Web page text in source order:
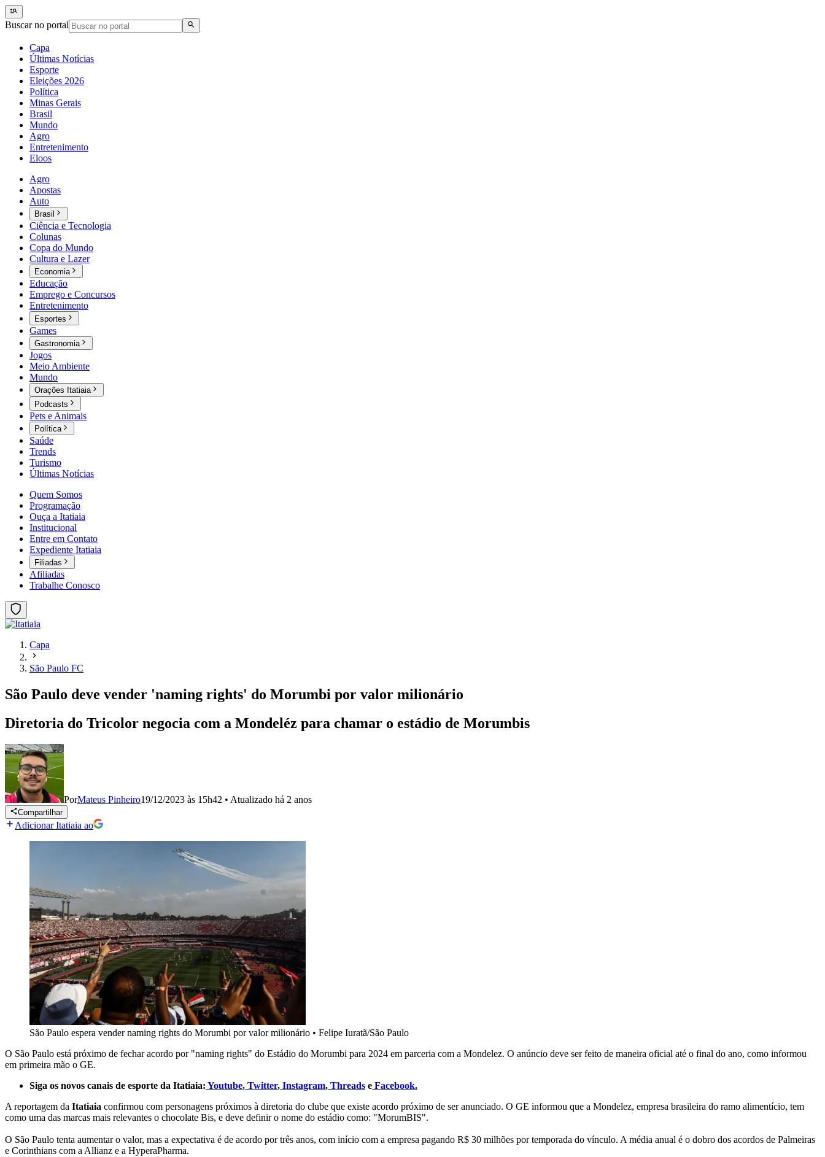
Buscar no portal
Capa
Últimas Notícias
Esporte
Eleições 2026
Política
Minas Gerais
Brasil
Mundo
Agro
Entretenimento
Eloos
Agro
Apostas
Auto
Brasil
Ciência e Tecnologia
Colunas
Copa do Mundo
Cultura e Lazer
Economia
Educação
Emprego e Concursos
Entretenimento
Esportes
Games
Gastronomia
Jogos
Meio Ambiente
Mundo
Orações Itatiaia
Podcasts
Pets e Animais
Política
Saúde
Trends
Turismo
Últimas Notícias
Quem Somos
Programação
Ouça a Itatiaia
Institucional
Entre em Contato
Expediente Itatiaia
Filiadas
Afiliadas
Trabalhe Conosco
Capa
São Paulo FC
São Paulo deve vender 'naming rights' do Morumbi por valor milionário
Diretoria do Tricolor negocia com a Mondeléz para chamar o estádio de Morumbis
PorMateus Pinheiro19/12/2023 às 15h42 • Atualizado há 2 anos
Compartilhar
Adicionar Itatiaia ao
São Paulo espera vender naming rights do Morumbi por valor milionário • Felipe Iuratã/São Paulo
O São Paulo está próximo de fechar acordo por "naming rights" do Estádio do Morumbi para 2024 em parceria com a Mondelez. O anúncio deve ser feito de maneira oficial até o final do ano, como informou
em primeira mão o GE.
Siga os novos canais de esporte da Itatiaia: Youtube, Twitter, Instagram, Threads e Facebook.
A reportagem da Itatiaia confirmou com personagens próximos à diretoria do clube que existe acordo próximo de ser anunciado. O GE informou que a Mondelez, empresa brasileira do ramo alimentício, tem
como uma das marcas mais relevantes o chocolate Bis, e deve definir o nome do estádio como: "MorumBIS".
O São Paulo tenta aumentar o valor, mas a expectativa é de acordo por três anos, com início com a empresa pagando R$ 30 milhões por temporada do vínculo. A média anual é o dobro dos acordos de Palmeiras
e Corinthians com a Allianz e a HyperaPharma.